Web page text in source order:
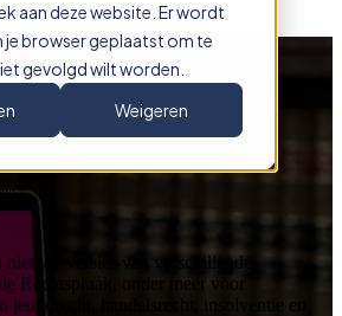
aan deze website. Er wordt
je browser geplaatst om te
gevolgd wilt worden.
Weigeren
procesreglementen
je weten!
versies van verschillende
Rechtspraak, onder meer voor
jeugdrecht, handelsrecht, insolventie en